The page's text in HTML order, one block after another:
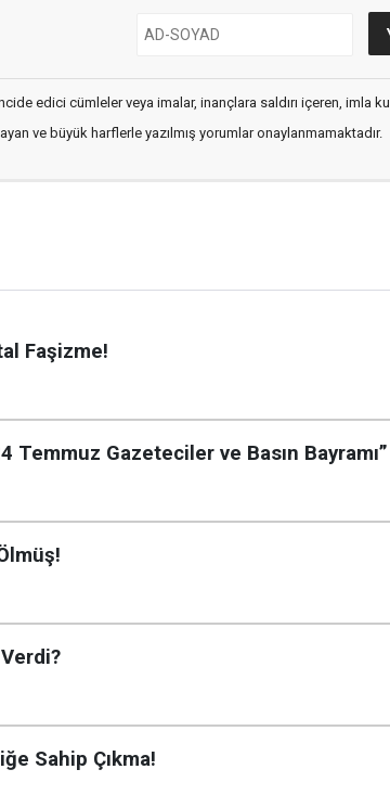
edici cümleler veya imalar, inançlara saldırı içeren, imla
ve büyük harflerle yazılmış yorumlar onaylanmamaktadır.
Faşizme!
Temmuz Gazeteciler ve Basın Bayramı”
Sahip Çıkma!